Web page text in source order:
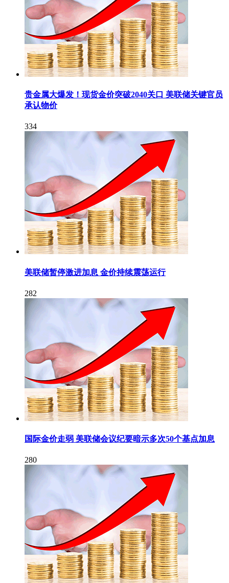
贵金属大爆发！现货金价突破2040关口 美联储关键官员
承认物价
334
美联储暂停激进加息 金价持续震荡运行
282
国际金价走弱 美联储会议纪要暗示多次50个基点加息
280